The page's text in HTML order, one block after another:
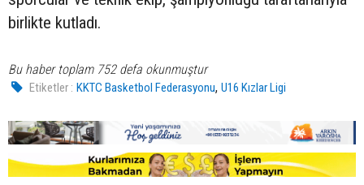
birlikte kutladı.
Bu haber toplam 752 defa okunmuştur
Etiketler : KKTC Basketbol Federasyonu,U16 Kızlar Ligi